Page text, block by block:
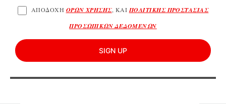
ΑΠΟΔΟΧΗ ΟΡΩΝ ΧΡΗΣΗΣ, ΚΑΙ ΠΟΛΙΤΙΚΗΣ ΠΡΟΣΤΑΣΙΑΣ
ΠΡΟΣΩΠΙΚΩΝ ΔΕΔΟΜΕΝΩΝ
SIGN UP